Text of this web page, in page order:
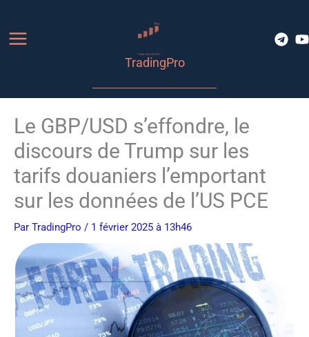
contenu
TradingPro
Le GBP/USD s’effondre, le
discours de Trump sur les
tarifs douaniers l’emportant
sur les données de l’US PCE
Par TradingPro / 1 février 2025 à 13h46